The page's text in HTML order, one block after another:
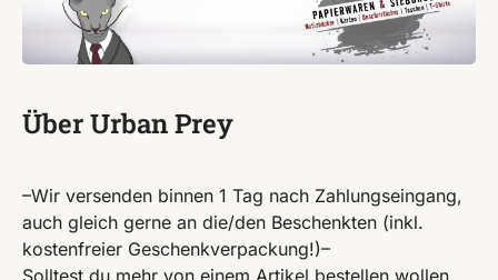
Über Urban Prey
–Wir versenden binnen 1 Tag nach Zahlungseingang,
auch gleich gerne an die/den Beschenkten (inkl.
kostenfreier Geschenkverpackung!)–